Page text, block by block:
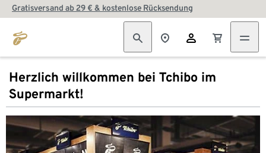
Gratisversand ab 29 € & kostenlose Rücksendung
Herzlich willkommen bei Tchibo im
Supermarkt!